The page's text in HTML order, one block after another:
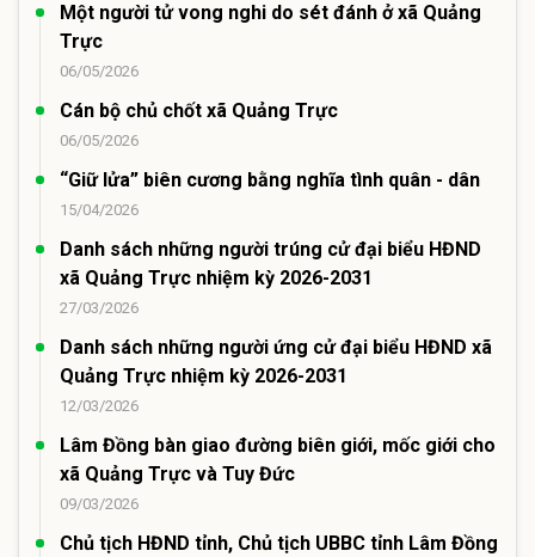
Một người tử vong nghi do sét đánh ở xã Quảng
Trực
06/05/2026
Cán bộ chủ chốt xã Quảng Trực
06/05/2026
“Giữ lửa” biên cương bằng nghĩa tình quân - dân
15/04/2026
Danh sách những người trúng cử đại biểu HĐND
xã Quảng Trực nhiệm kỳ 2026-2031
27/03/2026
Danh sách những người ứng cử đại biểu HĐND xã
Quảng Trực nhiệm kỳ 2026-2031
12/03/2026
Lâm Đồng bàn giao đường biên giới, mốc giới cho
xã Quảng Trực và Tuy Đức
09/03/2026
Chủ tịch HĐND tỉnh, Chủ tịch UBBC tỉnh Lâm Đồng